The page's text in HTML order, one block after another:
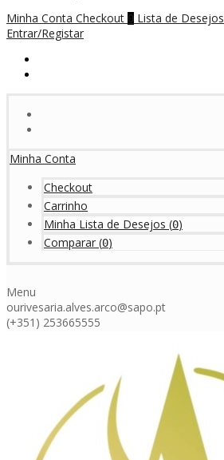
Minha Conta Checkout 0 Lista de Desejos
Entrar/Registar
Minha Conta
Checkout
Carrinho
Minha Lista de Desejos (0)
Comparar (0)
Menu
ourivesaria.alves.arco@sapo.pt
(+351) 253665555